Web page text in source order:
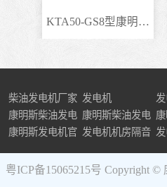
KTA50-GS8型康明斯柴..
柴油发电机厂家 发电机
康明斯柴油发电
机组
康明斯柴油发电
机
康明斯发电机官 发电机机房隔音
粤ICP备15065215号 Copyright ©